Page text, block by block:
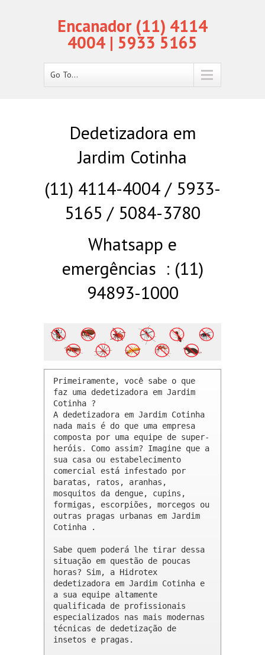
Encanador (11) 4114
4004 | 5933 5165
Go To...
Dedetizadora em
Jardim Cotinha
(11) 4114-4004 / 5933-
5165 / 5084-3780
Whatsapp e
emergências : (11)
94893-1000
Primeiramente, você sabe o que
faz uma dedetizadora em Jardim
Cotinha ?
A dedetizadora em Jardim Cotinha
nada mais é do que uma empresa
composta por uma equipe de super-
heróis. Como assim? Imagine que a
sua casa ou estabelecimento
comercial está infestado por
baratas, ratos, aranhas,
mosquitos da dengue, cupins,
formigas, escorpiões, morcegos ou
outras pragas urbanas em Jardim
Cotinha .
Sabe quem poderá lhe tirar dessa
situação em questão de poucas
horas? Sim, a Hidrotex
dedetizadora em Jardim Cotinha e
a sua equipe altamente
qualificada de profissionais
especializados nas mais modernas
técnicas de dedetização de
insetos e pragas.